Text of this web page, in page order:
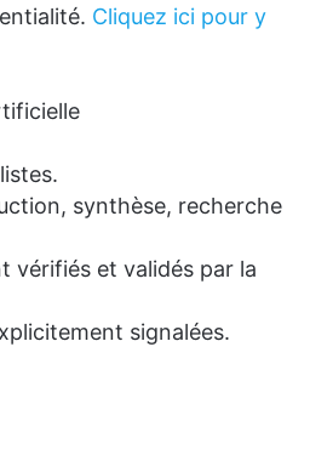
Cliquez ici pour y
synthèse, recherche
vérifiés et validés par la
signalées.